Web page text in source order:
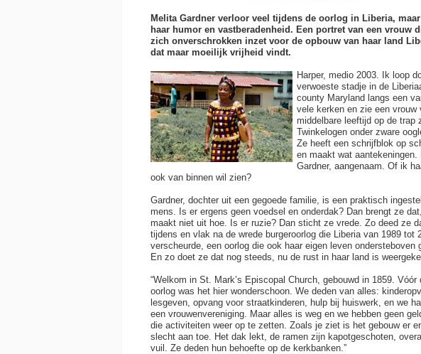
Melita Gardner verloor veel tijdens de oorlog in Liberia,
haar humor en vastberadenheid. Een portret van een vrouw
zich onverschrokken inzet voor de opbouw van haar land
dat maar moeilijk vrijheid vindt.
Harper, medio 2003. Ik loop
verwoeste stadje in de
county Maryland langs een
vele kerken en zie een vrouw
middelbare leeftijd op de trap
Twinkelogen onder zware
Ze heeft een schrijfblok op
en maakt wat aantekeningen.
Gardner, aangenaam. Of ik
ook van binnen wil zien?
Gardner, dochter uit een gegoede familie, is een praktisch
mens. Is er ergens geen voedsel en onderdak? Dan brengt ze dat,
maakt niet uit hoe. Is er ruzie? Dan sticht ze vrede. Zo deed ze
tijdens en vlak na de wrede burgeroorlog die Liberia van 1989 tot
verscheurde, een oorlog die ook haar eigen leven ondersteboven
En zo doet ze dat nog steeds, nu de rust in haar land is
“Welkom in St. Mark’s Episcopal Church, gebouwd in 1859. Vóór
oorlog was het hier wonderschoon. We deden van alles:
lesgeven, opvang voor straatkinderen, hulp bij huiswerk, en we
een vrouwenvereniging. Maar alles is weg en we hebben geen
die activiteiten weer op te zetten. Zoals je ziet is het gebouw er
slecht aan toe. Het dak lekt, de ramen zijn kapotgeschoten,
vuil. Ze deden hun behoefte op de kerkbanken.”